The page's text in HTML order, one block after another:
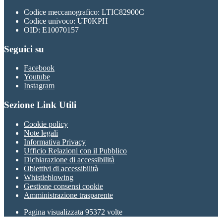
Codice meccanografico: LTIC82900C
Codice univoco: UF0KPH
OID: E10070157
Seguici su
Facebook
Youtube
Instagram
Sezione Link Utili
Cookie policy
Note legali
Informativa Privacy
Ufficio Relazioni con il Pubblico
Dichiarazione di accessibilità
Obiettivi di accessibilità
Whistleblowing
Gestione consensi cookie
Amministrazione trasparente
Pagina visualizzata 95372 volte